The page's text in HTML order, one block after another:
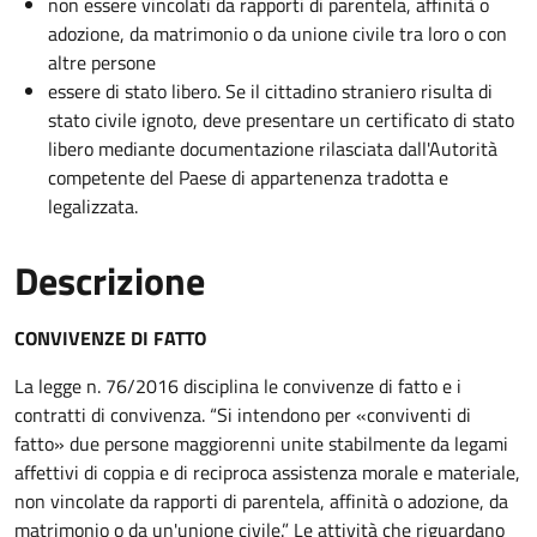
adozione, da matrimonio o da unione civile tra loro o con
altre persone
essere di stato libero. Se il cittadino straniero risulta di
stato civile ignoto, deve presentare un certificato di stato
libero mediante documentazione rilasciata dall'Autorità
competente del Paese di appartenenza tradotta e
legalizzata.
Descrizione
CONVIVENZE DI FATTO
La legge n. 76/2016 disciplina le convivenze di fatto e i
contratti di convivenza. “Si intendono per «conviventi di
fatto» due persone maggiorenni unite stabilmente da legami
affettivi di coppia e di reciproca assistenza morale e materiale,
non vincolate da rapporti di parentela, affinità o adozione, da
matrimonio o da un'unione civile.” Le attività che riguardano